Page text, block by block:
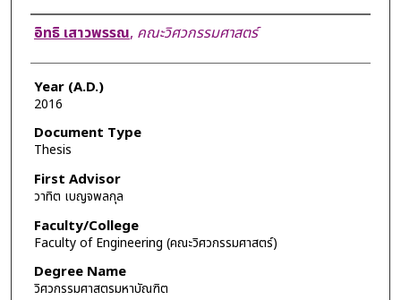
Author
อิทธิ เสาวพรรณ, คณะวิศวกรรมศาสตร์
Year (A.D.)
2016
Document Type
Thesis
First Advisor
วาทิต เบญจพลกุล
Faculty/College
Faculty of Engineering (คณะวิศวกรรมศาสตร์)
Degree Name
วิศวกรรมศาสตรมหาบัณฑิต